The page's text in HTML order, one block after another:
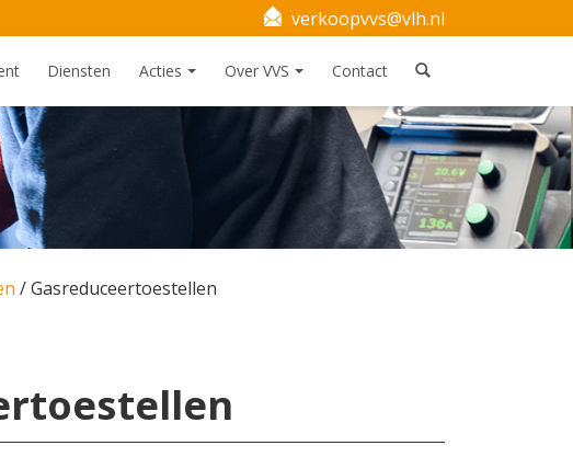
verkoopvvs@vlh.nl
Diensten Acties Over VVS Contact
/Gasreduceertoestellen